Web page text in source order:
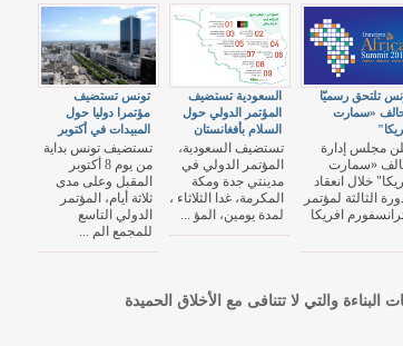
تونس تستضيف
مؤتمرا دوليا حول
المبيدات في أكتوبر
تستضيف تونس بداية
من يوم 8 أكتوبر
المقبل وعلى مدى
ثلاثة أيام، المؤتمر
الدولي التاسع
للمجمع الم ...
السعودية تستضيف
المؤتمر الدولي حول
السلام بأفغانستان
تستضيف السعودية،
المؤتمر الدولي في
مدينتي جدة ومكة
المكرمة، غدا الثلاثاء ،
لمدة يومين، المؤ ...
تلتحق رسميّا
«سمارت
مجلس إدارة
«سمارت
خلال انعقاد
الثالثة لمؤتمر
افريكا
البناءة والتي لا تتنافى مع الأخلاق الحميدة